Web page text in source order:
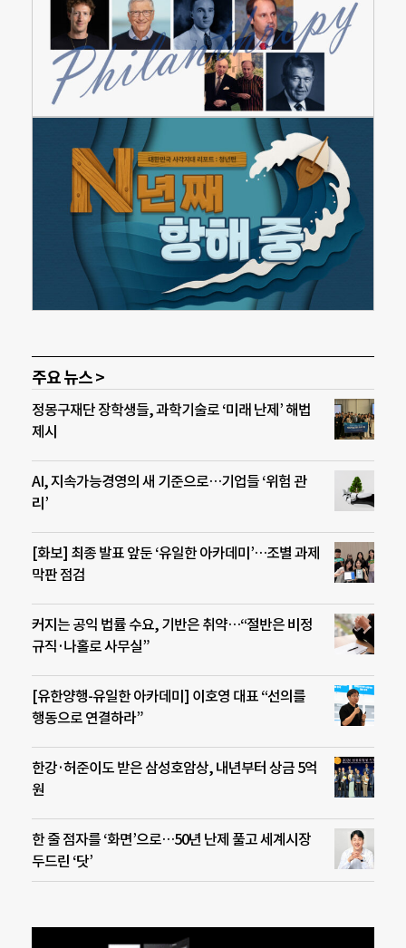
주요 뉴스 >
정몽구재단 장학생들, 과학기술로 ‘미래 난제’ 해법
제시
AI, 지속가능경영의 새 기준으로…기업들 ‘위험 관
리’
[화보] 최종 발표 앞둔 ‘유일한 아카데미’…조별 과제
막판 점검
커지는 공익 법률 수요, 기반은 취약…“절반은 비정
규직·나홀로 사무실”
[유한양행-유일한 아카데미] 이호영 대표 “선의를
행동으로 연결하라”
한강·허준이도 받은 삼성호암상, 내년부터 상금 5억
원
한 줄 점자를 ‘화면’으로…50년 난제 풀고 세계시장
두드린 ‘닷’